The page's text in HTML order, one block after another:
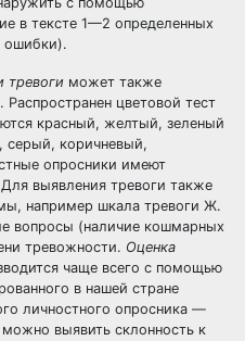
в тексте 1—2 определенных
ошибки).
тревоги может также
цветовой тест
красный, желтый, зеленый
серый, коричневый,
опросники имеют
выявления тревоги также
например шкала тревоги Ж.
вопросы (наличие кошмарных
тревожности. Оценка
чаще всего с помощью
в нашей стране
личностного опросника —
выявить склонность к